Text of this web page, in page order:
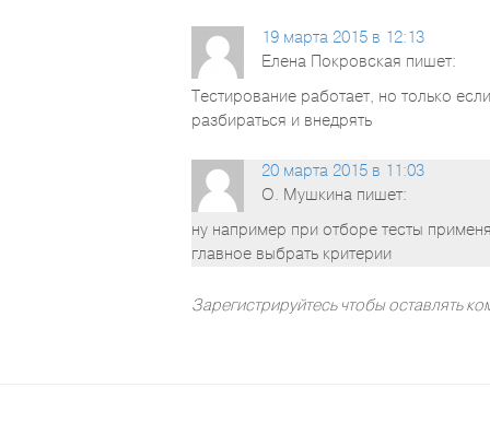
19 марта 2015 в 12:13
Елена Покровская пишет:
Тестирование работает, но только
разбираться и внедрять
20 марта 2015 в 11:03
О. Мушкина пишет:
ну например при отборе тесты
главное выбрать критерии
Зарегистрируйтесь чтобы оставлять